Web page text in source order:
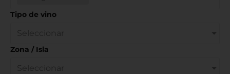
Tipo de vino
Seleccionar
Zona / Isla
Seleccionar